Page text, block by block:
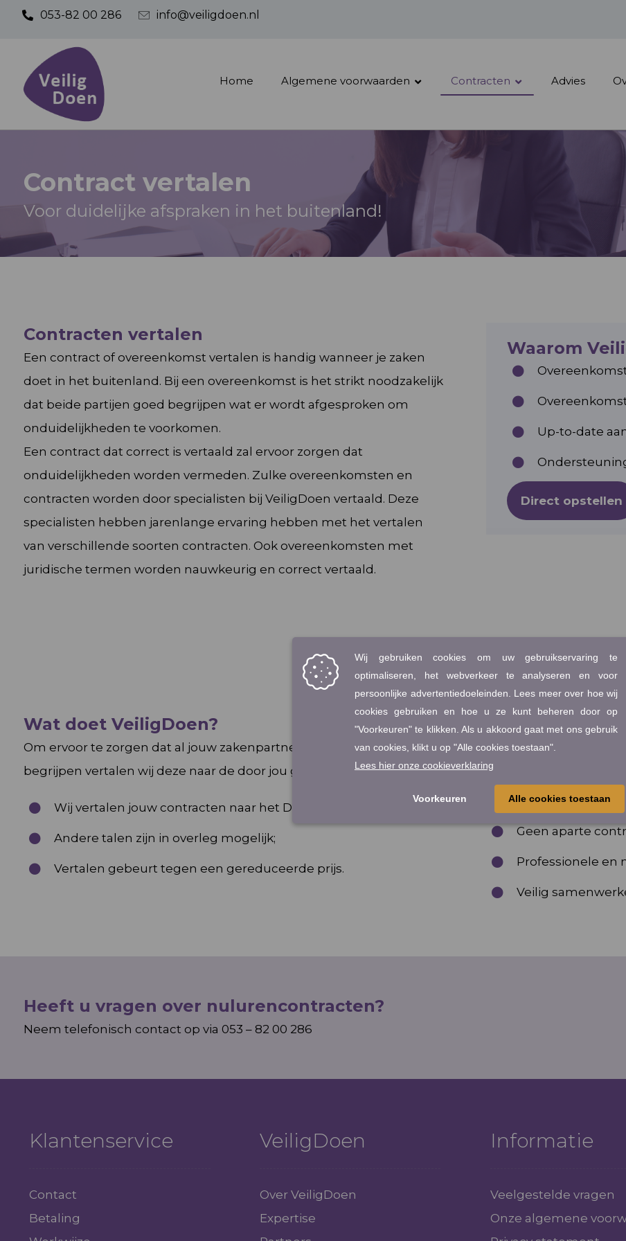
053-82 00 286 info@veiligdoen.nl
Home Algemene voorwaarden Contracten Advies
Contract vertalen
Voor duidelijke afspraken in het buitenland!
Contracten vertalen
Een contract of overeenkomst vertalen is handig wanneer je zaken
doet in het buitenland. Bij een overeenkomst is het strikt noodzakelijk
dat beide partijen goed begrijpen wat er wordt afgesproken om
onduidelijkheden te voorkomen.
Een contract dat correct is vertaald zal ervoor zorgen dat
onduidelijkheden worden vermeden. Zulke overeenkomsten en
contracten worden door specialisten bij VeiligDoen vertaald. Deze
specialisten hebben jarenlange ervaring hebben met het vertalen
van verschillende soorten contracten. Ook overeenkomsten met
juridische termen worden nauwkeurig en correct vertaald.
Waarom
Up-to-date
Direct opstellen
Wat doet VeiligDoen?
Om ervoor te zorgen dat al jouw zakenpartners uw contracten goed
begrijpen vertalen wij deze naar de door jou gewenste taal.
Wij vertalen jouw contracten naar het Duits of Engels;
Andere talen zijn in overleg mogelijk;
Vertalen gebeurt tegen een gereduceerde prijs.
Voordelen van
Er zitten verschillende
contracten. Hieronder
overeenkomsten te
Geen aparte
Professionele en
Veilig
Heeft u vragen over nulurencontracten?
Neem telefonisch contact op via 053 – 82 00 286
Klantenservice
Contact
Betaling
VeiligDoen
Over VeiligDoen
Expertise
Informatie
Veelgestelde vragen
Onze algemene